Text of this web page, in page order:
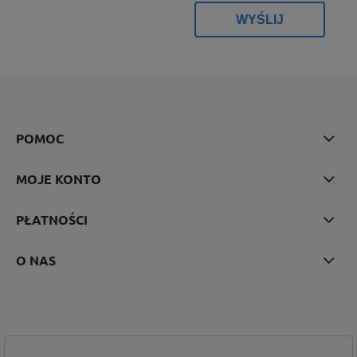
WYŚLIJ
POMOC
MOJE KONTO
PŁATNOŚCI
O NAS